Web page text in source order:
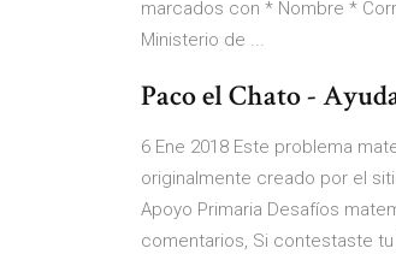
marcados con * Nombre *
Ministerio de ...
Paco el Chato -
6 Ene 2018 Este problema
originalmente creado por el
Apoyo Primaria Desafíos
comentarios, Si contestaste